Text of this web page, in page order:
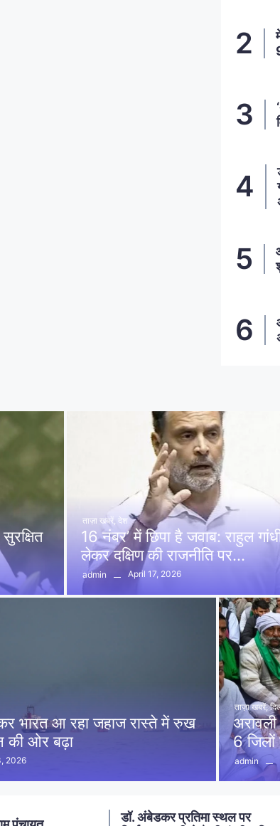
ताज़ा खबरें देश
16 नंबर’ में छिपा है जवाब: राहुल
लेकर दक्षिण की राजनीति पर…
admin April 17, 2026
भारत आ रहा जहाज रास्ते में रुख
की ओर बढ़ा
2026
ताज़ा खबरें,
6 जिलों
admin
पर
आमला में 10 करोड़ नशा मुक्ति